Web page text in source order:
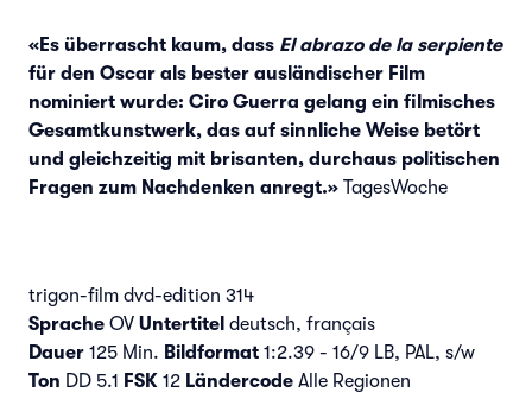
«Es überrascht kaum, dass El abrazo de la serpiente
für den Oscar als bester ausländischer Film
nominiert wurde: Ciro Guerra gelang ein filmisches
Gesamtkunstwerk, das auf sinnliche Weise betört
und gleichzeitig mit brisanten, durchaus politischen
Fragen zum Nachdenken anregt.» TagesWoche
trigon-film dvd-edition 314
Sprache OV Untertitel deutsch, français
Dauer 125 Min. Bildformat 1:2.39 - 16/9 LB, PAL, s/w
Ton DD 5.1 FSK 12 Ländercode Alle Regionen